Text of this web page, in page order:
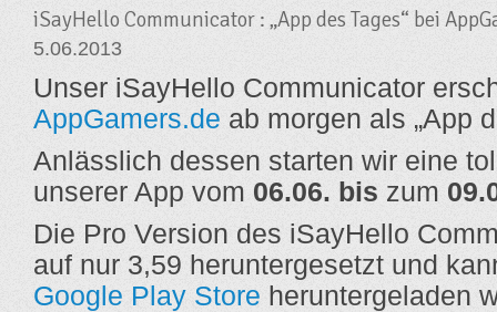
iSayHello Communicator : „App des Tages“ bei
5.06.2013
Unser iSayHello Communicator
AppGamers.de ab morgen als „App
Anlässlich dessen starten wir eine
unserer App vom 06.06. bis zum
Die Pro Version des iSayHello
auf nur 3,59 heruntergesetzt und
Google Play Store heruntergeladen